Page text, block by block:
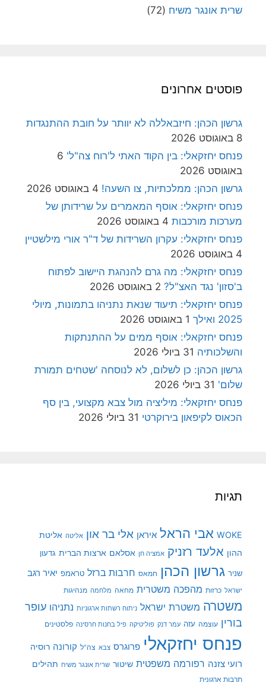
שרית אונגר משיח (72)
פוסטים אחרונים
גרשון הכהן: חיזבאללה לא יוותר על חובת ההתנגדות
8 באוגוסט 2026
פנחס יחזקאלי: בין הקוד האתי ל'רוח צה"ל' 6
באוגוסט 2026
גרשון הכהן: ממלכתיות, צו השעה! 4 באוגוסט 2026
פנחס יחזקאלי: אוסף המאמרים על שרידותן של
מערכות מורכבות 4 באוגוסט 2026
פנחס יחזקאלי: עקרון השרידות של ד"ר אורי מילשטיין
4 באוגוסט 2026
פנחס יחזקאלי: מה גרם להנהגת היישוב לפתוח
ב'סזון' נגד האצ"ל? 2 באוגוסט 2026
פנחס יחזקאלי: תיעוד שנאת נתניהו בתמונות, מיולי
2025 ואילך
1 באוגוסט 2026
פנחס יחזקאלי: אוסף ממים על ההתנתקות
והשלכותיה 31 ביולי 2026
גרשון הכהן: כן לשלום, לא לנוסחה 'שטחים תמורת
שלום' 31 ביולי 2026
פנחס יחזקאלי: מיליציה מול צבא מקצועי, בין סף
הכאוס לקיפאון בירוקרטי 31 ביולי 2026
תגיות
WOKE אבי הראל איראן אלי בר און אליטה אליטת
ההון אלעד רזניק אמציה חן אסלאם ארצות הברית גדעון
שניר גרשון הכהן חמאס חרבות ברזל טראמפ יאיר רגב
ישראל כרזות מהפכה משטרית מחאה מלחמה מנהיגות
משטרה משטרת ישראל ניתוח רשתות ארגוניות נתניהו עופר
בורין עוצמה עזה עמר דנק פוליטיקה פיל בחנות חרסינה פלסטינים
פנחס יחזקאלי פרוגרס צבא צה"ל קורונה רוסיה
רועי צזנה רפורמה משפטית שיטור שרית אונגר משיח תהילים
תרבות ארגונית